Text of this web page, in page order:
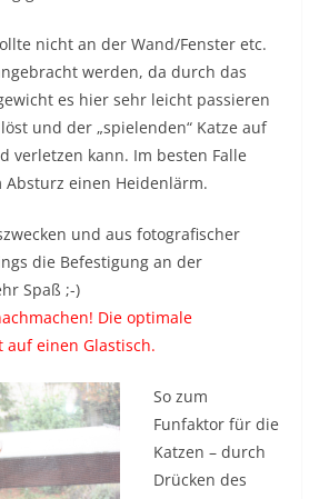
nicht an der Wand/Fenster etc.
werden, da durch das
es hier sehr leicht passieren
und der „spielenden“ Katze auf
verletzen kann. Im besten Falle
einen Heidenlärm.
und aus fotografischer
die Befestigung an der
Spaß ;-)
Die optimale
einen Glastisch.
So zum
Funfaktor für die
Katzen – durch
Drücken des